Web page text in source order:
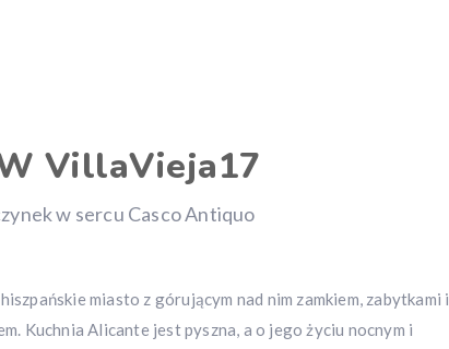
VillaVieja17
w sercu Casco Antiquo
miasto z górującym nad nim zamkiem, zabytkami i
Kuchnia Alicante jest pyszna, a o jego życiu nocnym i